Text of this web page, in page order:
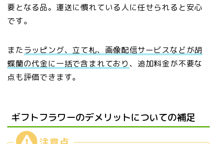
要となる品。運送に慣れている人に任せられると安心
です。
またラッピング、立て札、画像配信サービスなどが胡
蝶蘭の代金に一括で含まれており、追加料金が不要な
点も評価できます。
ギフトフラワーのデメリットについての補足